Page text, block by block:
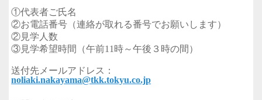
①代表者ご氏名
②お電話番号（連絡が取れる番号でお願いします）
②見学人数
③見学希望時間（午前11時～午後３時の間）
送付先メールアドレス：
noliaki.nakayama@tkk.tokyu.co.jp